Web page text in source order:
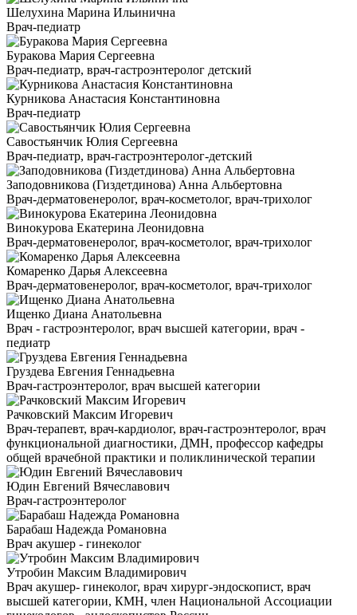
Шелухина Марина Ильинична
Врач-педиатр
Буракова Мария Сергеевна
Врач-педиатр, врач-гастроэнтеролог детский
Курникова Анастасия Константиновна
Врач-педиатр
Савостьянчик Юлия Сергеевна
Врач-педиатр, врач-гастроэнтеролог-детский
Заподовникова (Гиздетдинова) Анна Альбертовна
Врач-дерматовенеролог, врач-косметолог, врач-трихолог
Винокурова Екатерина Леонидовна
Врач-дерматовенеролог, врач-косметолог, врач-трихолог
Комаренко Дарья Алексеевна
Врач-дерматовенеролог, врач-косметолог, врач-трихолог
Ищенко Диана Анатольевна
Врач - гастроэнтеролог, врач высшей категории, врач -
педиатр
Груздева Евгения Геннадьевна
Врач-гастроэнтеролог, врач высшей категории
Рачковский Максим Игоревич
Врач-терапевт, врач-кардиолог, врач-гастроэнтеролог, врач
функциональной диагностики, ДМН, профессор кафедры
общей врачебной практики и поликлинической терапии
Юдин Евгений Вячеславович
Врач-гастроэнтеролог
Барабаш Надежда Романовна
Врач акушер - гинеколог
Утробин Максим Владимирович
Врач акушер- гинеколог, врач хирург-эндоскопист, врач
высшей категории, КМН, член Национальной Ассоциации